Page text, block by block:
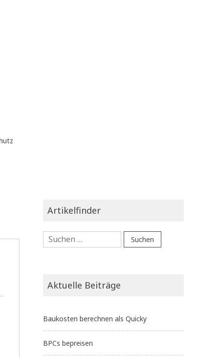
Artikelfinder
Suchen
nach:
Aktuelle Beiträge
Baukosten berechnen als Quicky
BPCs bepreisen